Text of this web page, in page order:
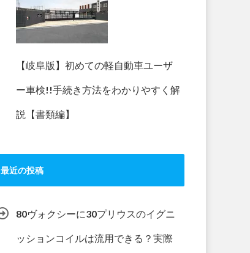
【岐阜版】初めての軽自動車ユーザ
ー車検!!手続き方法をわかりやすく解
説【書類編】
最近の投稿
80ヴォクシーに30プリウスのイグニ
ッションコイルは流用できる？実際